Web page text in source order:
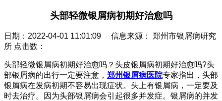
头部轻微银屑病初期好治愈吗
日期：2022-04-01 11:01:09 信息来源： 郑州市银屑病研究
所 点击数：
头部轻微银屑病初期好治愈吗？头皮银屑病初期好治愈吗?头
部银屑病的出行一定要注意， 郑州银屑病医院专家指出，头部
银屑病在发病初期不容易出现症状。头上有银屑病，一定要及
时去治疗。因为头部银屑病会引起很多并发症。银屑病的并发